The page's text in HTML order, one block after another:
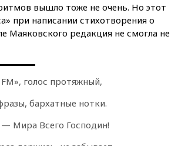
вышло тоже не очень. Но этот
при написании стихотворения о
Маяковского редакция не смогла не
голос протяжный,
бархатные нотки.
Мира Всего Господин!